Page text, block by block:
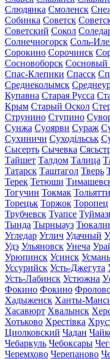
Слюдянка Смоленск
Собинка Советск
Советский Сокол
Солнечногорск Соль-
Сорокино Сорочинск
Сосновоборск Сосновый
Спас-Клепики Спасск
Среднеколымск
Купавна Старая Русса
Крым Старый Оскол
Струнино Ступино
Сунжа Суоярви Сураж
Сухиничи Суходільськ
Сысерть Сычевка
Тайшет Талдом Талица
Татарск Таштагол Тверь
Терек Тетюши
Тогучин Токмак Тольятти
Торецьк Торжок Торопец
Трубчевск Туапсе
Тында Тырныауз
Угледар Углич Удачный
Удэ Ульяновск Унеча
Урюпинск Усинск Усмань
Уссурийск Усть-Джегута
Усть-Лабинск Устюжна
Фокино Фокино
Хадыженск Ханты-
Хасавюрт Хвалынск
Хотьково Хрестівка
Циолковский Чадан
Чебаркуль Чебоксары
Черемхово Черепаново